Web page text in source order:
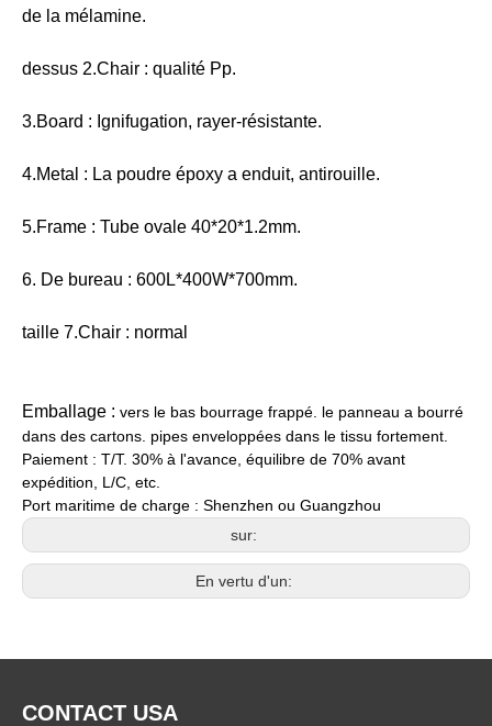
de la mélamine.
dessus 2.Chair : qualité Pp.
3.Board : Ignifugation, rayer-résistante.
4.Metal : La poudre époxy a enduit, antirouille.
5.Frame : Tube ovale 40*20*1.2mm.
6. De bureau : 600L*400W*700mm.
taille 7.Chair : normal
Emballage : vers le bas bourrage frappé. le panneau a bourré
dans des cartons. pipes enveloppées dans le tissu fortement.
Paiement : T/T. 30% à l'avance, équilibre de 70% avant
expédition, L/C, etc.
Port maritime de charge : Shenzhen ou Guangzhou
sur:
En vertu d'un:
CONTACT USA